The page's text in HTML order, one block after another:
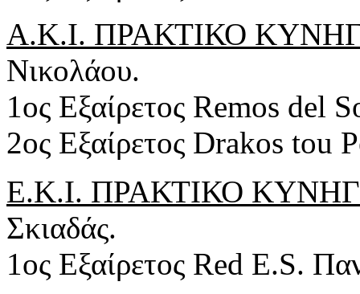
Α.Κ.Ι. ΠΡΑΚΤΙΚΟ ΚΥΝΗΓΙ
Νικολάου.
1ος Εξαίρετος Remos del
2ος Εξαίρετος Drakos tou
Ε.Κ.Ι. ΠΡΑΚΤΙΚΟ ΚΥΝΗΓΙ
Σκιαδάς.
1ος Εξαίρετος Red E.S.